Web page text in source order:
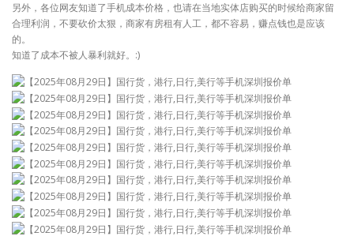
另外，各位网友知道了手机成本价格，也请在当地实体店购买的时候给商家留
合理利润，不要砍价太狠，商家有房租有人工，都不容易，赚点钱也是应该
的。
知道了成本不被人暴利就好。:)